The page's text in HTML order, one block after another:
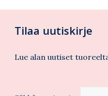
Tilaa uutiskirje
Lue alan uutiset